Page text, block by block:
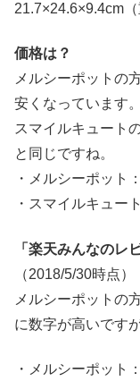
21.7×24.6×9.4cm（
価格は？
メルシーポットの
安くなっています。
スマイルキュート
と同じですね。
・メルシーポット
・スマイルキュー
「楽天みんなのレ
（2018/5/30時点）
メルシーポットの
に数字が高いです
・メルシーポット